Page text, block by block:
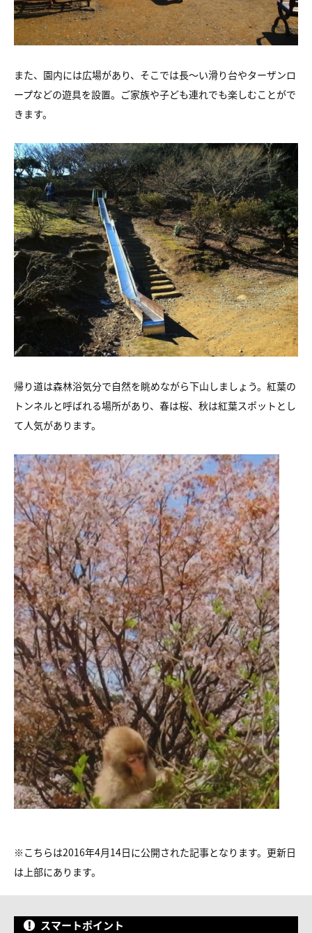
また、園内には広場があり、そこでは長～い滑り台やターザンロ
ープなどの遊具を設置。ご家族や子ども連れでも楽しむことがで
きます。
帰り道は森林浴気分で自然を眺めながら下山しましょう。紅葉の
トンネルと呼ばれる場所があり、春は桜、秋は紅葉スポットとし
て人気があります。
※こちらは2016年4月14日に公開された記事となります。更新日
は上部にあります。
スマートポイント